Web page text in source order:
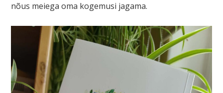
nõus meiega oma kogemusi jagama.